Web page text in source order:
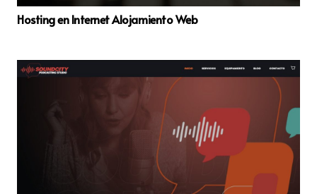
Hosting en Internet Alojamiento Web